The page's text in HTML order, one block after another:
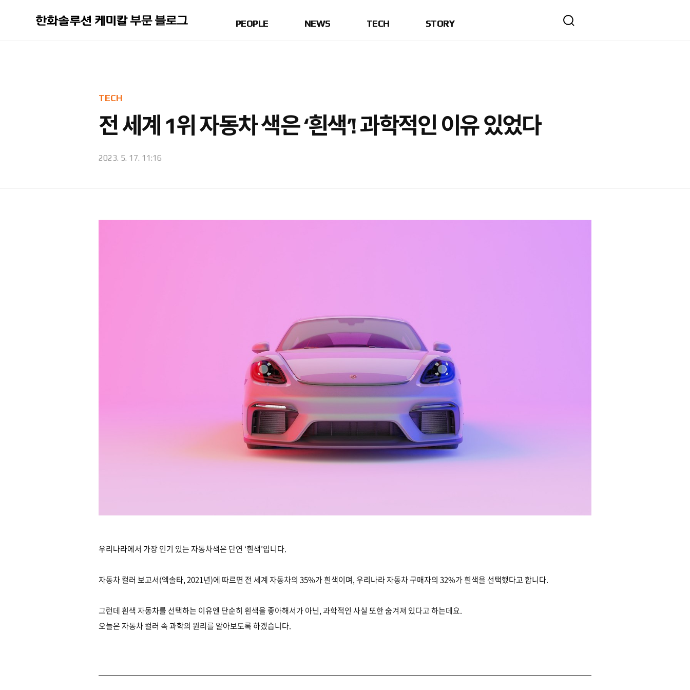
PEOPLE NEWS TECH STORY
TECH
전 세계 1위 자동차 색은 ‘흰색’! 과학적인 이유 있었다
2023. 5. 17. 11:16
우리나라에서 가장 인기 있는 자동차색은 단연 ‘흰색’입니다.
자동차 컬러 보고서(엑솔타, 2021년)에 따르면 전 세계 자동차의 35%가 흰색이며, 우리나라 자동차 구매자의 32%가 흰색을 선택했다고 합니다.
그런데 흰색 자동차를 선택하는 이유엔 단순히 흰색을 좋아해서가 아닌, 과학적인 사실 또한 숨겨져 있다고 하는데요.
오늘은 자동차 컬러 속 과학의 원리를 알아보도록 하겠습니다.